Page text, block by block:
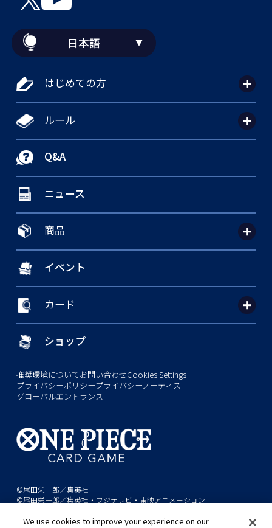
日本語
はじめての方
ルール
Q&A
ニュース
商品
イベント
カード
ショップ
推奨環境についてお問い合わせCookies Settings
プライバシーポリシープライバシーノーティス
グローバルエントランス
©尾田栄一郎／集英社
©尾田栄一郎／集英社・フジテレビ・東映アニメーション
We use cookies to improve your experience on our